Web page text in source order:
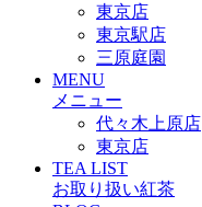
東京店
東京駅店
三原庭園
MENU
メニュー
代々木上原店
東京店
TEA LIST
お取り扱い紅茶